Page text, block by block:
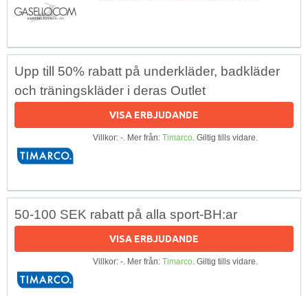
Upp till 50% rabatt på underkläder, badkläder
och träningskläder i deras Outlet
VISA ERBJUDANDE
Villkor: -. Mer från: Timarco. Giltig tills vidare.
50-100 SEK rabatt på alla sport-BH:ar
VISA ERBJUDANDE
Villkor: -. Mer från: Timarco. Giltig tills vidare.